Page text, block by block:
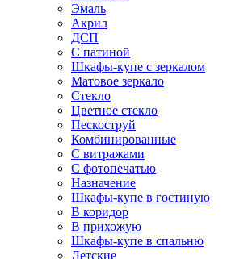
Эмаль
Акрил
ДСП
С патиной
Шкафы-купе с зеркалом
Матовое зеркало
Стекло
Цветное стекло
Пескоструй
Комбинированные
С витражами
С фотопечатью
Назначение
Шкафы-купе в гостиную
В коридор
В прихожую
Шкафы-купе в спальню
Детские